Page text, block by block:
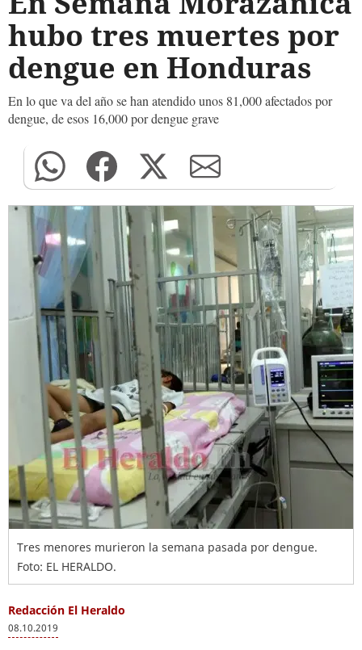
hubo tres muertes por
dengue en Honduras
En lo que va del año se han atendido unos 81,000 afectados por
dengue, de esos 16,000 por dengue grave
Tres menores murieron la semana pasada por dengue.
Foto: EL HERALDO.
Redacción El Heraldo
08.10.2019